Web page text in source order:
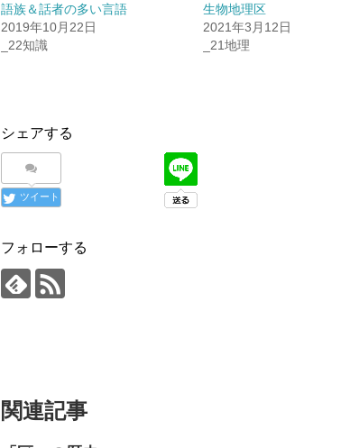
語族＆話者の多い言語
2019年10月22日
_22知識
生物地理区
2021年3月12日
_21地理
シェアする
ツイート
フォローする
関連記事